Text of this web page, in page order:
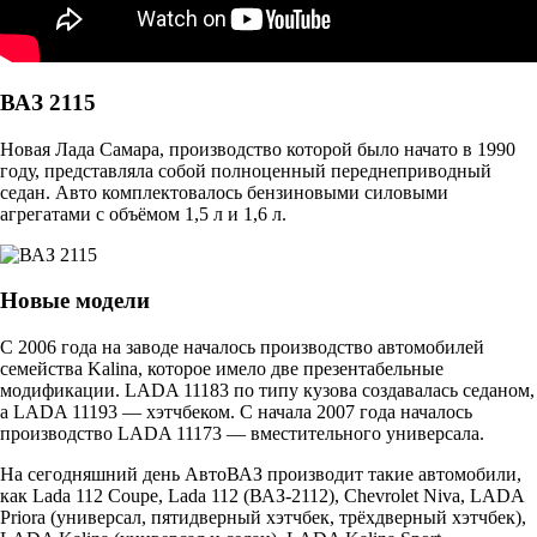
ВАЗ 2115
Новая Лада Самара, производство которой было начато в 1990
году, представляла собой полноценный переднеприводный
седан. Авто комплектовалось бензиновыми силовыми
агрегатами с объёмом 1,5 л и 1,6 л.
Новые модели
С 2006 года на заводе началось производство автомобилей
семейства Kalina, которое имело две презентабельные
модификации. LADA 11183 по типу кузова создавалась седаном,
а LADA 11193 — хэтчбеком. С начала 2007 года началось
производство LADA 11173 — вместительного универсала.
На сегодняшний день АвтоВАЗ производит такие автомобили,
как Lada 112 Coupe, Lada 112 (ВАЗ-2112), Chevrolet Niva, LADA
Priora (универсал, пятидверный хэтчбек, трёхдверный хэтчбек),